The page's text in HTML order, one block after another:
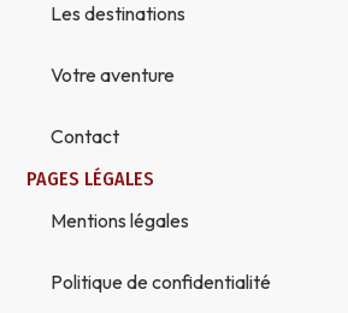
Les destinations
Votre aventure
Contact
PAGES LÉGALES
Mentions légales
Politique de confidentialité